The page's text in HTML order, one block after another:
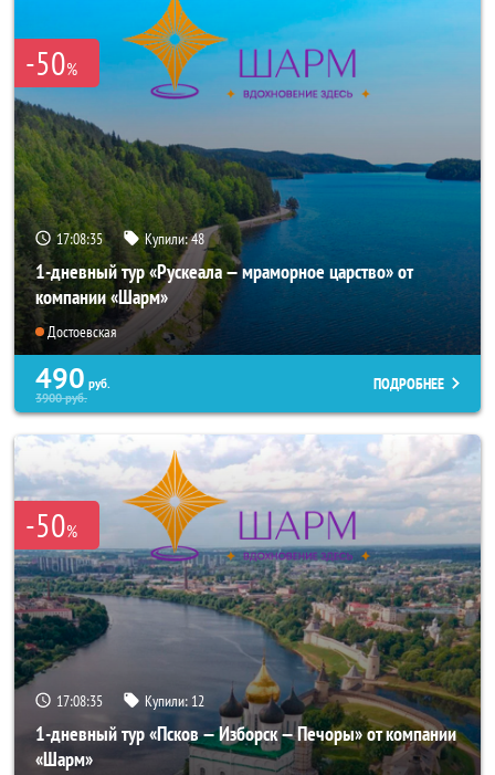
-50%
17:08:33 Купили:48
1-дневный тур «Рускеала — мраморное царство» от
компании «Шарм»
Достоевская
490 руб.
3900руб.
ПОДРОБНЕЕ
-50%
17:08:33 Купили: 12
1-дневный тур «Псков — Изборск — Печоры» от компании
«Шарм»